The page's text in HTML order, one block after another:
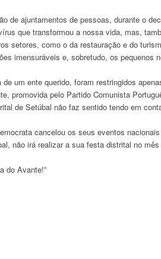
ajuntamentos de pessoas, durante o
que transformou a nossa vida, mas,
setores, como o da restauração e do
imensuráveis e, sobretudo, os pequenos
um ente querido, foram restringidos
promovida pelo Partido Comunista
de Setúbal não faz sentido tendo em
cancelou os seus eventos
não irá realizar a sua festa distrital no
do Avante!”